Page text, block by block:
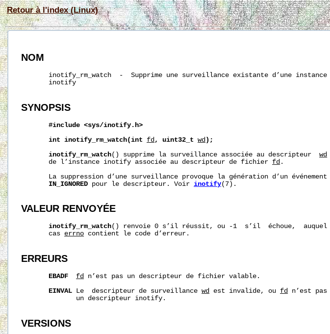
Retour à l'index (Linux)
NOM
       inotify_rm_watch  -  Supprime une surveillance existante d’une instance
       inotify
SYNOPSIS
#include <sys/inotify.h>
int
inotify_rm_watch(int fd , uint32_t wd );
inotify_rm_watch() supprime la surveillance associée au descripteur wd
       de l’instance inotify associée au descripteur de fichier
fd .
       La suppression d’une surveillance provoque la génération d’un événement
IN_IGNORED pour le descripteur. Voir inotify(7).
VALEUR RENVOYÉE
inotify_rm_watch() renvoie 0 s’il réussit, ou -1  s’il  échoue,  auquel
       cas
errno contient le code d’erreur.
ERREURS
EBADF fd
n’est pas un descripteur de fichier valable.
EINVAL Le  descripteur de surveillance wd est invalide, ou fd
n’est pas
              un descripteur inotify.
VERSIONS